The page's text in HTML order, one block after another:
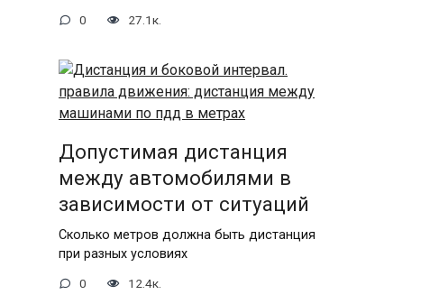
0 27.1к.
Допустимая дистанция
между автомобилями в
зависимости от ситуаций
Сколько метров должна быть дистанция
при разных условиях
0 12.4к.